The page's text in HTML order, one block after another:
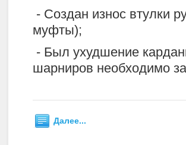
- Создан износ втулки
муфты);
- Был ухудшение
шарниров необходимо
Далее...